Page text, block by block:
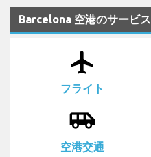
Barcelona 空港のサービス
airplanemode_active
フライト
airport_shuttle
空港交通